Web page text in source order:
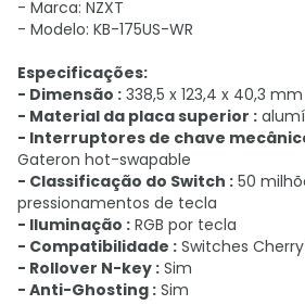
- Marca: NZXT
- Modelo: KB-175US-WR
Especificações:
- Dimensão : 338,5 x 123,4 x 40,3 mm
- Material da placa superior :
- Interruptores de chave
Gateron hot-swapable
- Classificação do Switch : 50
pressionamentos de tecla
- Iluminação : RGB por tecla
- Compatibilidade : Switches
- Rollover N-key : Sim
- Anti-Ghosting : Sim